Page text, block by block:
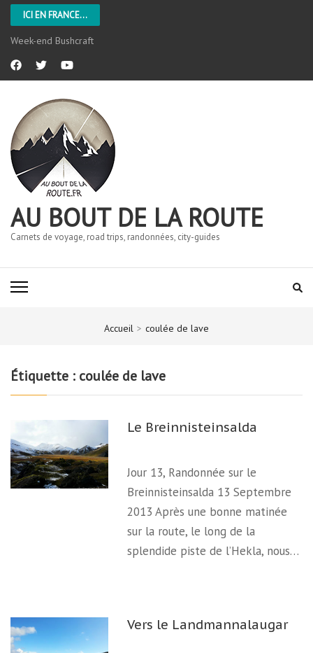
ICI EN FRANCE...
Week-end Bushcraft
AU BOUT DE LA ROUTE
Carnets de voyage, road trips, randonnées, city-guides
Accueil > coulée de lave
Étiquette : coulée de lave
Le Breinnisteinsalda
Jour 13, Randonnée sur le
Breinnisteinsalda 13 Septembre
2013 Après une bonne matinée
sur la route, le long de la
splendide piste de l’Hekla, nous…
Vers le Landmannalaugar